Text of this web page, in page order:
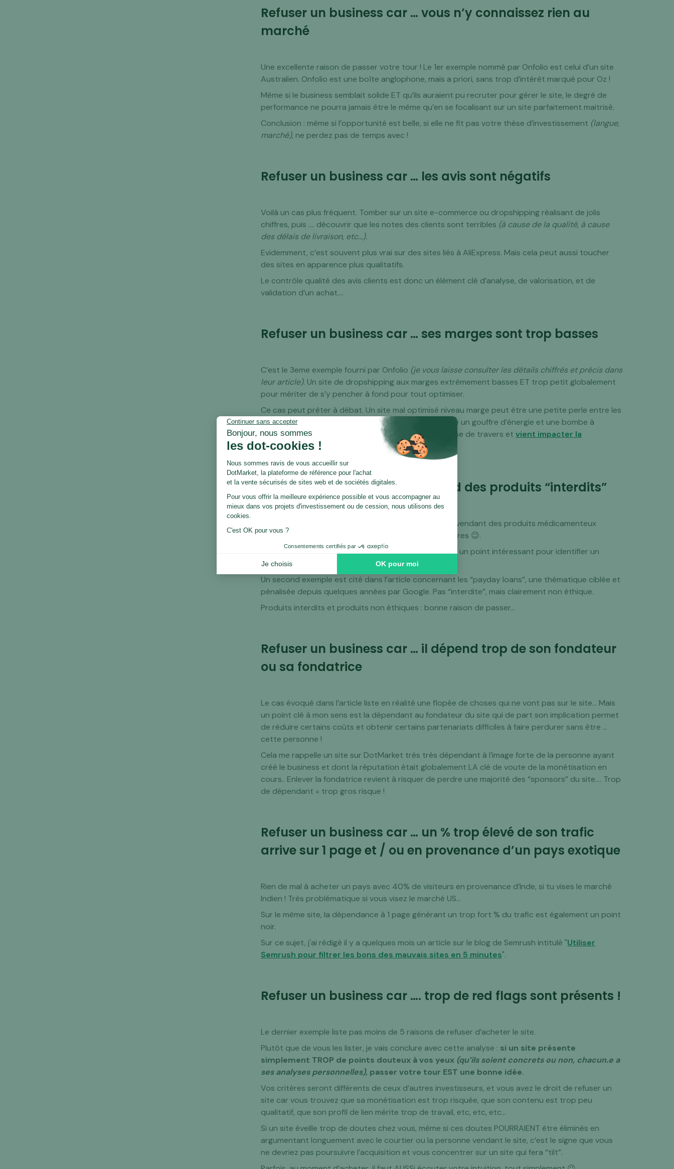
Refuser un business car … vous n’y connaissez rien au
marché
Une excellente raison de passer votre tour ! Le 1er exemple nommé par Onfolio est celui d’un site
Australien. Onfolio est une boîte anglophone, mais a priori, sans trop d’intérêt marqué pour Oz !
Même si le business semblait solide ET qu’ils auraient pu recruter pour gérer le site, le degré de
performance ne pourra jamais être le même qu’en se focalisant sur un site parfaitement maitrisé.
Conclusion : même si l’opportunité est belle, si elle ne fit pas votre thèse d’investissement (langue,
marché), ne perdez pas de temps avec !
Refuser un business car … les avis sont négatifs
Voilà un cas plus fréquent. Tomber sur un site e-commerce ou dropshipping réalisant de jolis
chiffres, puis …. découvrir que les notes des clients sont terribles (à cause de la qualité, à cause
des délais de livraison, etc…).
Evidemment, c’est souvent plus vrai sur des sites liés à AliExpress. Mais cela peut aussi toucher
des sites en apparence plus qualitatifs.
Le contrôle qualité des avis clients est donc un élément clé d’analyse, de valorisation, et de
validation d’un achat….
Refuser un business car … ses marges sont trop basses
C’est le 3eme exemple fourni par Onfolio (je vous laisse consulter les détails chiffrés et précis dans
leur article). Un site de dropshipping aux marges extrêmement basses ET trop petit globalement
pour mériter de s’y pencher à fond pour tout optimiser.
Ce cas peut prêter à débat. Un site mal optimisé niveau marge peut être une petite perle entre les
mains de la bonne personne. Mais cela peut aussi être un gouffre d’énergie et une bombe à
retardement pour d’autres si quoi que ce soit se passe de travers etvient impacter la
rentabilité attendue
Refuser un business car … il vend des produits “interdits”
Que dire de plus là dessus…. Ici Onfolio parle d’un site vendant des produits médicamenteux
interdits. Cela vaut aussi pour les sites d’armes et autres 😉.
Vous renseigner sur l’aspect légal du site est toujours un point intéressant pour identifier un
élément bloquant actuel OU futur.
Un second exemple est cité dans l’article concernant les “payday loans”, une thématique ciblée et
pénalisée depuis quelques années par Google. Pas “interdite”, mais clairement non éthique.
Produits interdits et produits non éthiques : bonne raison de passer…
Refuser un business car … il dépend trop de son fondateur
ou sa fondatrice
Le cas évoqué dans l’article liste en réalité une flopée de choses qui ne vont pas sur le site… Mais
un point clé à mon sens est la dépendant au fondateur du site qui de part son implication permet
de réduire certains coûts et obtenir certains partenariats difficiles à faire perdurer sans être …
cette personne !
Cela me rappelle un site sur DotMarket très très dépendant à l’image forte de la personne ayant
créé le business et dont la réputation était globalement LA clé de voute de la monétisation en
cours.. Enlever la fondatrice revient à risquer de perdre une majorité des “sponsors” du site…. Trop
de dépendant = trop gros risque !
Refuser un business car … un % trop élevé de son trafic
arrive sur 1 page et / ou en provenance d’un pays exotique
Rien de mal à acheter un pays avec 40% de visiteurs en provenance d’Inde, si tu vises le marché
Indien ! Très problématique si vous visez le marché US…
Sur le même site, la dépendance à 1 page générant un trop fort % du trafic est également un point
noir.
Sur ce sujet, j'ai rédigé il y a quelques mois un article sur le blog de Semrush intitulé "Utiliser
Semrush pour filtrer les bons des mauvais sites en 5 minutes".
Refuser un business car …. trop de red flags sont présents !
Le dernier exemple liste pas moins de 5 raisons de refuser d’acheter le site.
Plutôt que de vous les lister, je vais conclure avec cette analyse : si un site présente
simplement TROP de points douteux à vos yeux (qu’ils soient concrets ou non, chacun.e a
ses analyses personnelles), passer votre tour EST une bonne idée.
Vos critères seront différents de ceux d’autres investisseurs, et vous avez le droit de refuser un
site car vous trouvez que sa monétisation est trop risquée, que son contenu est trop peu
qualitatif, que son profil de lien mérite trop de travail, etc, etc, etc…
Si un site éveille trop de doutes chez vous, même si ces doutes POURRAIENT être éliminés en
argumentant longuement avec le courtier ou la personne vendant le site, c’est le signe que vous
ne devriez pas poursuivre l’acquisition et vous concentrer sur un site qui fera “tilt”.